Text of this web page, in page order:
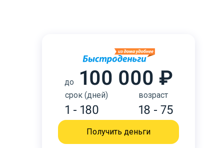
до 100 000 ₽
срок (дней)
1 - 180
возраст
18 - 75
Получить деньги